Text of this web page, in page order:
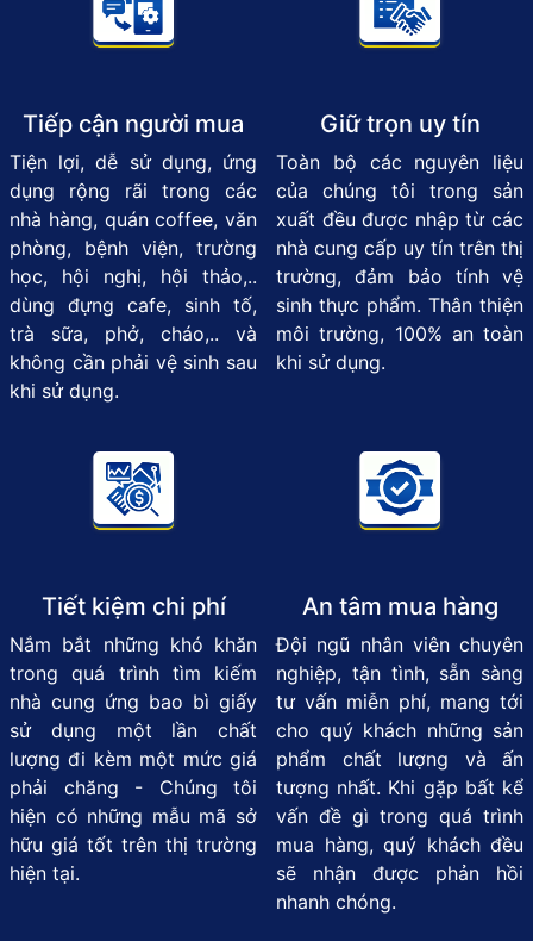
Tiếp cận người mua
Tiện lợi, dễ sử dụng, ứng
dụng rộng rãi trong các
nhà hàng, quán coffee, văn
phòng, bệnh viện, trường
học, hội nghị, hội thảo,..
dùng đựng cafe, sinh tố,
trà sữa, phở, cháo,.. và
không cần phải vệ sinh sau
khi sử dụng.
Giữ trọn uy tín
Toàn bộ các nguyên liệu
của chúng tôi trong sản
xuất đều được nhập từ các
nhà cung cấp uy tín trên thị
trường, đảm bảo tính vệ
sinh thực phẩm. Thân thiện
môi trường, 100% an toàn
khi sử dụng.
Tiết kiệm chi phí
Nắm bắt những khó khăn
trong quá trình tìm kiếm
nhà cung ứng bao bì giấy
sử dụng một lần chất
lượng đi kèm một mức giá
phải chăng - Chúng tôi
hiện có những mẫu mã sở
hữu giá tốt trên thị trường
hiện tại.
An tâm mua hàng
Đội ngũ nhân viên chuyên
nghiệp, tận tình, sẵn sàng
tư vấn miễn phí, mang tới
cho quý khách những sản
phẩm chất lượng và ấn
tượng nhất. Khi gặp bất kể
vấn đề gì trong quá trình
mua hàng, quý khách đều
sẽ nhận được phản hồi
nhanh chóng.